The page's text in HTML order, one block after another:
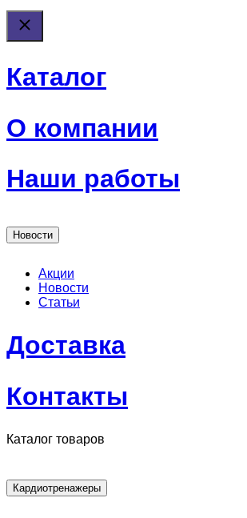
Каталог
О компании
Наши работы
Новости
Акции
Новости
Статьи
Доставка
Контакты
Каталог товаров
Кардиотренажеры